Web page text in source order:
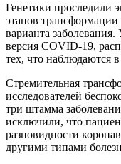
Генетики проследили
этапов
варианта
версия COVID-19,
тех, что наблюдаются
Стремительная
исследователей
три штамма
исключили, что
разновидности
другими типами